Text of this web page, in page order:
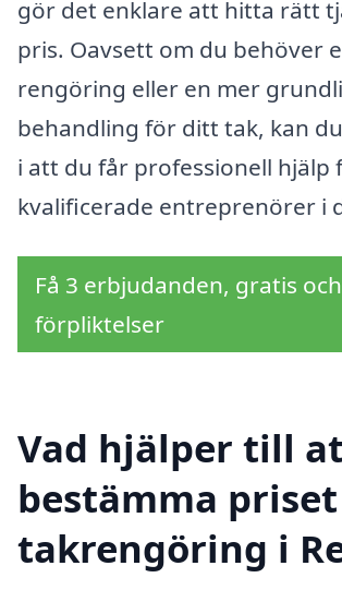
gör det enklare att hitta rätt
pris. Oavsett om du behöver
rengöring eller en mer
behandling för ditt tak, kan
i att du får professionell hjälp
kvalificerade entreprenörer i
Få 3 erbjudanden, gratis
förpliktelser
Vad hjälper till
bestämma
takrengöring i